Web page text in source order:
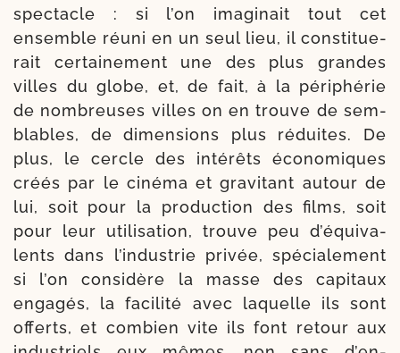
spec­tacle : si l’on ima­gi­nait tout cet
ensemble réuni en un seul lieu, il consti­tue­
rait cer­tai­ne­ment une des plus grandes
villes du globe, et, de fait, à la péri­phé­rie
de nom­breuses villes on en trouve de sem­
blables, de dimen­sions plus réduites. De
plus, le cercle des inté­rêts éco­no­miques
créés par le ciné­ma et gra­vi­tant autour de
lui, soit pour la pro­duc­tion des films, soit
pour leur uti­li­sa­tion, trouve peu d’é­qui­va­
lents dans l’in­dus­trie pri­vée, spé­cia­le­ment
si l’on consi­dère la masse des capi­taux
enga­gés, la faci­li­té avec laquelle ils sont
offerts, et com­bien vite ils font retour aux